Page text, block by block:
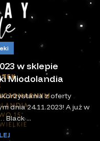
w sklepie
Miodolandia
z oferty
dnia 24.11.2023! A już w
Black ...